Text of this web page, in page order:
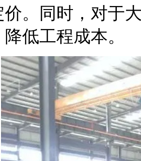
。同时，对于
低工程成本。